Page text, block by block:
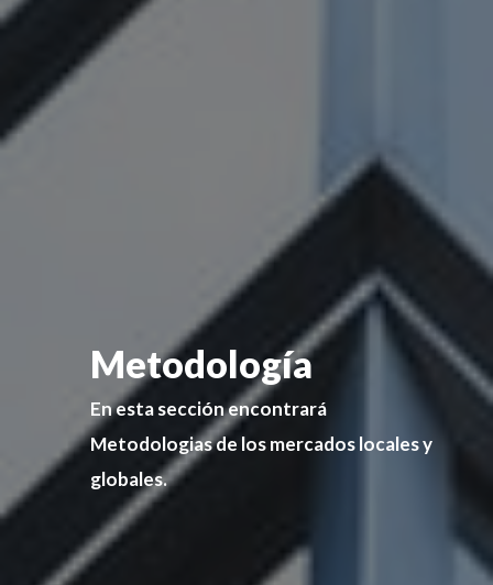
Metodología
En esta sección encontrará
Metodologias de los mercados locales y
globales.